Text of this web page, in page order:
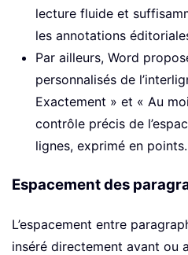
lecture fluide et
les annotations
Par ailleurs, Word
personnalisés de
Exactement » et « Au
contrôle précis de
lignes, exprimé en points.
Espacement des
L’espacement entre
inséré directement avant ou